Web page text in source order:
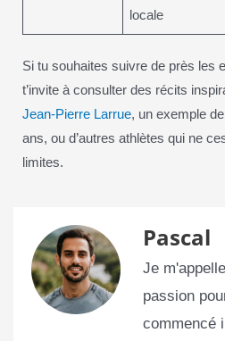
locale
Si tu souhaites suivre de près les
t’invite à consulter des récits
Jean-Pierre Larrue, un exemple
ans, ou d’autres athlètes qui ne
limites.
Pascal
Je
passion
commencé